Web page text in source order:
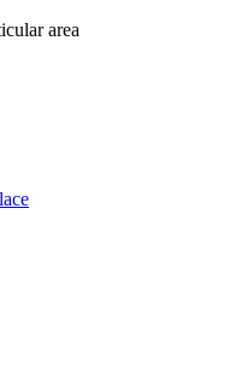
area